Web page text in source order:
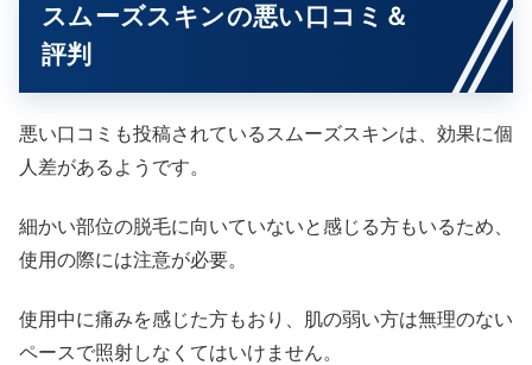
スムーズスキンの悪い口コミ＆
評判
悪い口コミも投稿されているスムーズスキンは、効果に個
人差があるようです。
細かい部位の脱毛に向いていないと感じる方もいるため、
使用の際には注意が必要。
使用中に痛みを感じた方もおり、肌の弱い方は無理のない
ペースで照射しなくてはいけません。